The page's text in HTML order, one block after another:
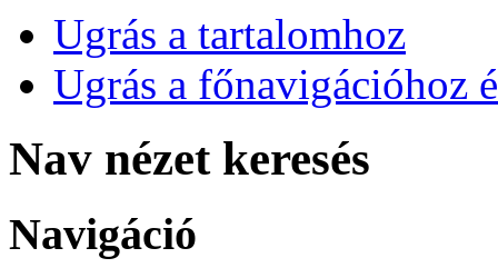
Ugrás a tartalomhoz
Ugrás a főnavigációhoz
Nav nézet keresés
Navigáció